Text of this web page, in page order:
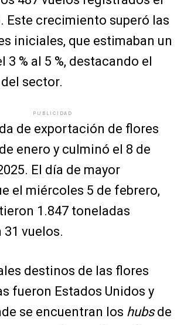
Este crecimiento superó las
iniciales, que estimaban un
3 % al 5 %, destacando el
sector.
PUBLICIDAD
de exportación de flores
enero y culminó el 8 de
El día de mayor
el miércoles 5 de febrero,
1.847 toneladas
vuelos.
destinos de las flores
fueron Estados Unidos y
se encuentran los hubsde